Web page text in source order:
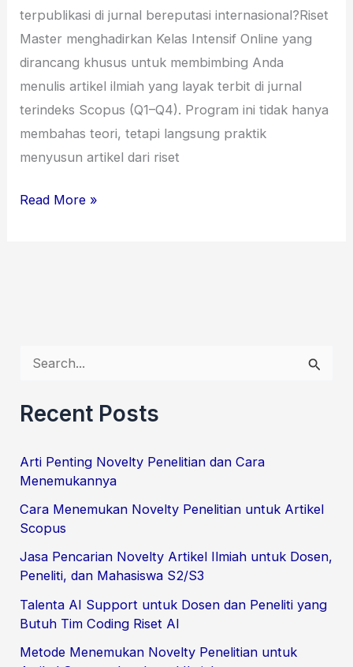
terpublikasi di jurnal bereputasi internasional?Riset
Master menghadirkan Kelas Intensif Online yang
dirancang khusus untuk membimbing Anda
menulis artikel ilmiah yang layak terbit di jurnal
terindeks Scopus (Q1–Q4). Program ini tidak hanya
membahas teori, tetapi langsung praktik
menyusun artikel dari riset
Read More »
a
c
f
r
Recent Posts
Arti Penting Novelty Penelitian dan Cara
Menemukannya
Cara Menemukan Novelty Penelitian untuk Artikel
Scopus
Jasa Pencarian Novelty Artikel Ilmiah untuk Dosen,
Peneliti, dan Mahasiswa S2/S3
Talenta AI Support untuk Dosen dan Peneliti yang
Butuh Tim Coding Riset AI
Metode Menemukan Novelty Penelitian untuk